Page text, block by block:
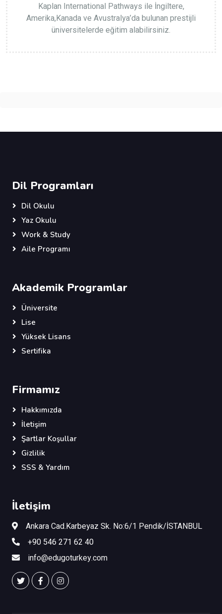
Kaplan International Pathways ile İngiltere,
Amerika,Kanada ve Avustralya’da bulunan prestijli
üniversitelerde eğitim alabilirsiniz.
Dil Programları
Dil Okulu
Yaz Okulu
Work & Study
Aile Programı
Akademik Programlar
Üniversite
Lise
Yüksek Lisans
Sertifika
Firmamız
Hakkımızda
İletişim
Şartlar Koşullar
Gizlilik
SSS & Yardım
İletişim
Ankara Cad.Karbeyaz Sk. No:6/1 Pendik/İSTANBUL
+90 546 271 62 40
info@edugoturkey.com